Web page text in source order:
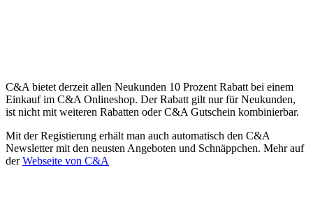
C&A bietet derzeit allen Neukunden 10 Prozent Rabatt bei einem
Einkauf im C&A Onlineshop. Der Rabatt gilt nur für Neukunden,
ist nicht mit weiteren Rabatten oder C&A Gutschein kombinierbar.
Mit der Registierung erhält man auch automatisch den C&A
Newsletter mit den neusten Angeboten und Schnäppchen. Mehr auf
derWebseite von C&A